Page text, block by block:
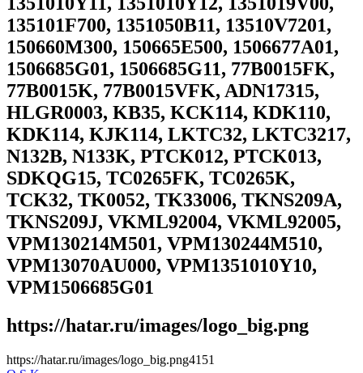
135101F700, 1351050B11, 13510V7201,
150660M300, 150665E500, 1506677A01,
1506685G01, 1506685G11, 77B0015FK,
77B0015K, 77B0015VFK, ADN17315,
HLGR0003, KB35, KCK114, KDK110,
KDK114, KJK114, LKTC32, LKTC3217,
N132B, N133K, PTCK012, PTCK013,
SDKQG15, TC0265FK, TC0265K,
TCK32, TK0052, TK33006, TKNS209A,
TKNS209J, VKML92004, VKML92005,
VPM130214M501, VPM130244M510,
VPM13070AU000, VPM1351010Y10,
VPM1506685G01
https://hatar.ru/images/logo_big.png
https://hatar.ru/images/logo_big.png41 51